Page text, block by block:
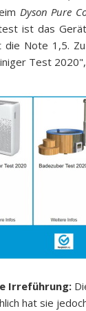
Dyson Pure
ist das
die Note 1,5.
Test
Irreführung:
hat sie